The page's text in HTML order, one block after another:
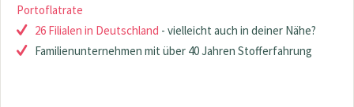
Portoflatrate
26 Filialen in Deutschland - vielleicht auch in deiner Nähe?
Familienunternehmen mit über 40 Jahren Stofferfahrung